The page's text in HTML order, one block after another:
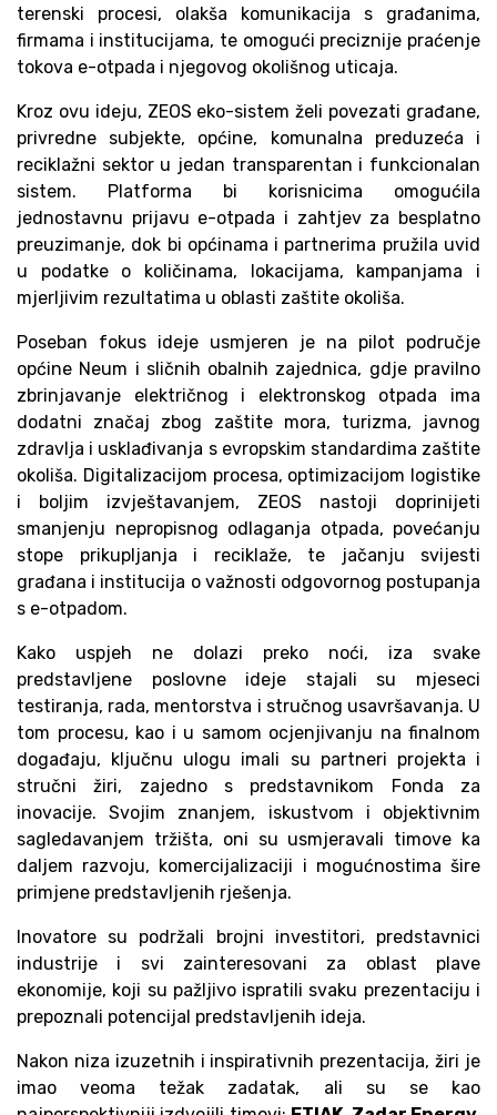
terenski procesi, olakša komunikacija s građanima,
firmama i institucijama, te omogući preciznije praćenje
tokova e-otpada i njegovog okolišnog uticaja.
Kroz ovu ideju, ZEOS eko-sistem želi povezati građane,
privredne subjekte, općine, komunalna preduzeća i
reciklažni sektor u jedan transparentan i funkcionalan
sistem. Platforma bi korisnicima omogućila
jednostavnu prijavu e-otpada i zahtjev za besplatno
preuzimanje, dok bi općinama i partnerima pružila uvid
u podatke o količinama, lokacijama, kampanjama i
mjerljivim rezultatima u oblasti zaštite okoliša.
Poseban fokus ideje usmjeren je na pilot područje
općine Neum i sličnih obalnih zajednica, gdje pravilno
zbrinjavanje električnog i elektronskog otpada ima
dodatni značaj zbog zaštite mora, turizma, javnog
zdravlja i usklađivanja s evropskim standardima zaštite
okoliša. Digitalizacijom procesa, optimizacijom logistike
i boljim izvještavanjem, ZEOS nastoji doprinijeti
smanjenju nepropisnog odlaganja otpada, povećanju
stope prikupljanja i reciklaže, te jačanju svijesti
građana i institucija o važnosti odgovornog postupanja
s e-otpadom.
Kako uspjeh ne dolazi preko noći, iza svake
predstavljene poslovne ideje stajali su mjeseci
testiranja, rada, mentorstva i stručnog usavršavanja. U
tom procesu, kao i u samom ocjenjivanju na finalnom
događaju, ključnu ulogu imali su partneri projekta i
stručni žiri, zajedno s predstavnikom Fonda za
inovacije. Svojim znanjem, iskustvom i objektivnim
sagledavanjem tržišta, oni su usmjeravali timove ka
daljem razvoju, komercijalizaciji i mogućnostima šire
primjene predstavljenih rješenja.
Inovatore su podržali brojni investitori, predstavnici
industrije i svi zainteresovani za oblast plave
ekonomije, koji su pažljivo ispratili svaku prezentaciju i
prepoznali potencijal predstavljenih ideja.
Nakon niza izuzetnih i inspirativnih prezentacija, žiri je
imao veoma težak zadatak, ali su se kao